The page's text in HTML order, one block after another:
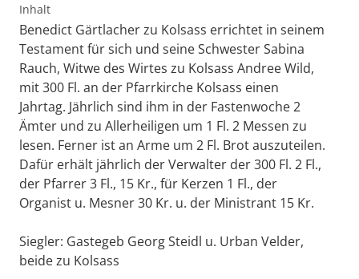
Inhalt
Benedict Gärtlacher zu Kolsass errichtet in seinem
Testament für sich und seine Schwester Sabina
Rauch, Witwe des Wirtes zu Kolsass Andree Wild,
mit 300 Fl. an der Pfarrkirche Kolsass einen
Jahrtag. Jährlich sind ihm in der Fastenwoche 2
Ämter und zu Allerheiligen um 1 Fl. 2 Messen zu
lesen. Ferner ist an Arme um 2 Fl. Brot auszuteilen.
Dafür erhält jährlich der Verwalter der 300 Fl. 2 Fl.,
der Pfarrer 3 Fl., 15 Kr., für Kerzen 1 Fl., der
Organist u. Mesner 30 Kr. u. der Ministrant 15 Kr.
Siegler: Gastegeb Georg Steidl u. Urban Velder,
beide zu Kolsass